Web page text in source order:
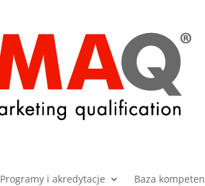
Programy i akredytacje Baza